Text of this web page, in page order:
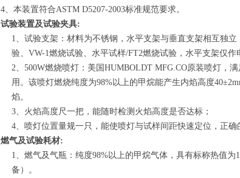
4、本装置符合ASTM D5207-2003标准规范要求。
试验装置及试验夹具:
1、试验支架：材料为不锈钢，水平支架与垂直支架相互独
验、VW-1燃烧试验、水平试样/FT2燃烧试验，水平支架仅作
2、500W燃烧喷灯：美国HUMBOLDT MFG.CO原装喷灯，
用。该喷灯燃烧纯度为98%以上的甲烷能产生内焰高度
焰。
3、火焰高度尺一把，能随时检测火焰高度是否达标；
4、喷灯位置量规一只，能使喷灯与试样间距快速定位，正确
燃气及试验耗材:
1、燃气及气瓶：纯度98%以上的甲烷气体，具有标称热值为
备）。